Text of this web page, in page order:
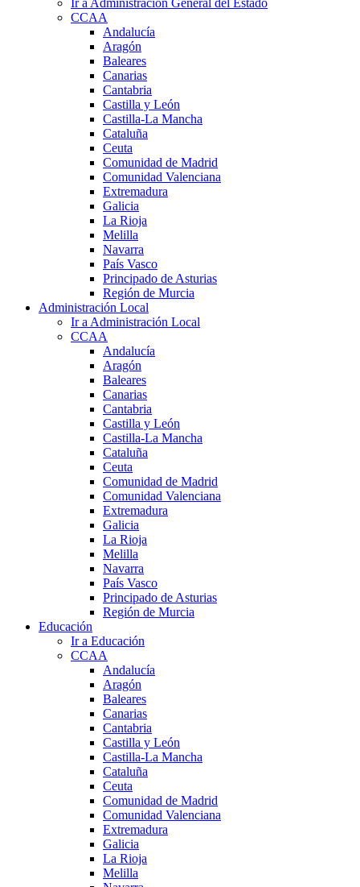
CCAA
Andalucía
Aragón
Baleares
Canarias
Cantabria
Castilla y León
Castilla-La Mancha
Cataluña
Ceuta
Comunidad de Madrid
Comunidad Valenciana
Extremadura
Galicia
La Rioja
Melilla
Navarra
País Vasco
Principado de Asturias
Región de Murcia
Administración Local
Ir a Administración Local
CCAA
Andalucía
Aragón
Baleares
Canarias
Cantabria
Castilla y León
Castilla-La Mancha
Cataluña
Ceuta
Comunidad de Madrid
Comunidad Valenciana
Extremadura
Galicia
La Rioja
Melilla
Navarra
País Vasco
Principado de Asturias
Región de Murcia
Educación
Ir a Educación
CCAA
Andalucía
Aragón
Baleares
Canarias
Cantabria
Castilla y León
Castilla-La Mancha
Cataluña
Ceuta
Comunidad de Madrid
Comunidad Valenciana
Extremadura
Galicia
La Rioja
Melilla